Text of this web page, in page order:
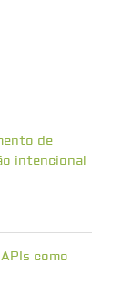
de
intencional
como